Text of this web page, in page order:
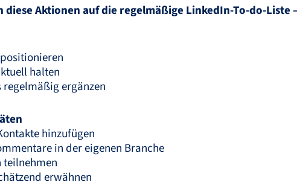
diese Aktionen auf die regelmäßige LinkedIn-To-do-Liste
halten
regelmäßig ergänzen
hinzufügen
in der eigenen Branche
teilnehmen
erwähnen